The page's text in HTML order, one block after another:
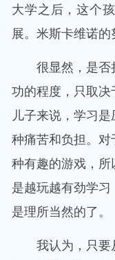
大学之后，这个
展。米斯卡维诺的
很显然，是否
功的程度，只取
儿子来说，学习
种痛苦和负担。
种有趣的游戏，
是越玩越有劲学
是理所当然的了。
我认为，只要